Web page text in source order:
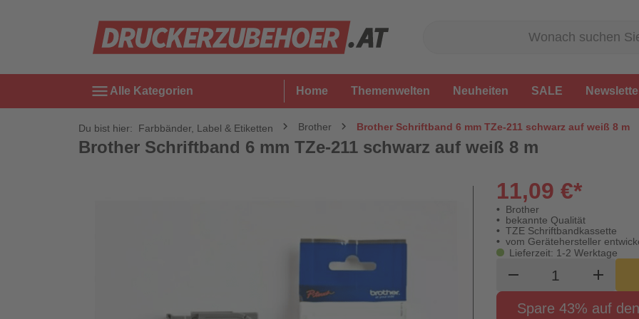
menu Alle Kategorien Home Themenwelten Neuheiten SALE
Du bist hier: Farbbänder, Label & Etiketten Brother Brother Schriftband 6 mm TZe-211 schwarz auf weiß 8 m
Brother Schriftband 6 mm TZe-211 schwarz auf weiß 8 m
11,09 €*
Brother
bekannte Qualität
TZE Schriftbandkassette
vom Gerätehersteller
Lieferzeit: 1-2 Werktage
remove Produktadd
Spare 43% auf